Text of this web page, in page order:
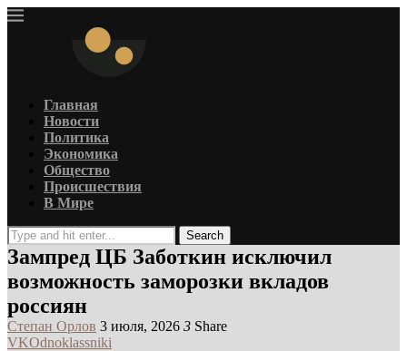
Главная
Новости
Политика
Экономика
Общество
Происшествия
В Мире
Search
Зампред ЦБ Заботкин исключил
возможность заморозки вкладов
россиян
Степан Орлов 3 июля, 2026 3 Share
VKOdnoklassniki